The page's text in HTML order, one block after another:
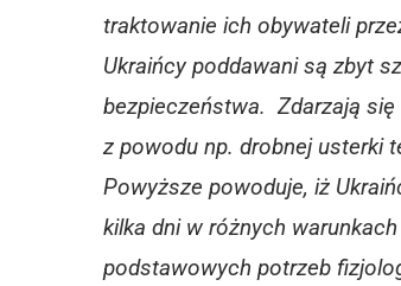
traktowanie ich obywateli
Ukraińcy poddawani są zbyt
bezpieczeństwa. Zdarzają
z powodu np. drobnej usterki
Powyższe powoduje, iż
kilka dni w różnych
podstawowych potrzeb